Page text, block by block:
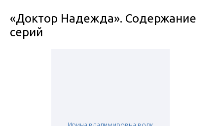
«Доктор Надежда». Содержание
серий